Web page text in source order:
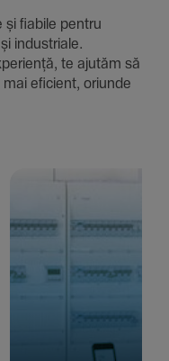
și fiabile pentru
și indus­triale.
te ajutăm să
mai eficient, oriunde